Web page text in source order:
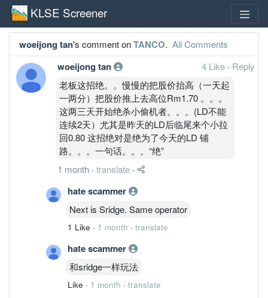
KLSE Screener
woeijong tan's comment onTANCO. All Comments
woeijong tan 4 Like · Reply
老板这招绝。。慢慢的把股价抬高（一天起
一两分）把股价推上去高位Rm1.70 。。。
这两三天开始绝杀小偷机者。。。(LD不能
连续2天）尤其是昨天的LD后临尾来个小拉
回0.80 这招绝对是绝为了今天的LD 铺
路。。。一句话。。。“绝”
1 month · translate ·
hate scammer
Next is Sridge. Same operator
1 Like · 1 month · translate
hate scammer
和sridge一样玩法
Like · 1 month · translate